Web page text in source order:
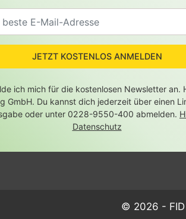
JETZT KOSTENLOS ANMELDEN
ich mich für die kostenlosen Newsletter an.
GmbH. Du kannst dich jederzeit über einen
oder unter 0228-9550-400 abmelden.
Datenschutz
© 2026 - FID